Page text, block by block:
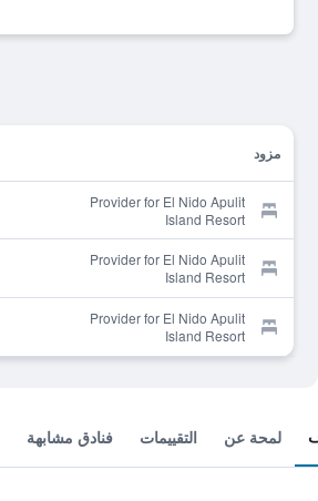
مزود
Provider for El Nido Apulit
Island Resort
Provider for El Nido Apulit
Island Resort
Provider for El Nido Apulit
Island Resort
لمحة عن التقييمات فنادق مشابهة